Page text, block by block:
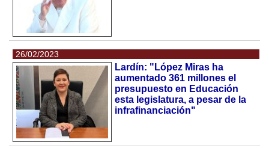
26/02/2023
Lardín: "López Miras ha
aumentado 361 millones el
presupuesto en Educación
esta legislatura, a pesar de la
infrafinanciación"